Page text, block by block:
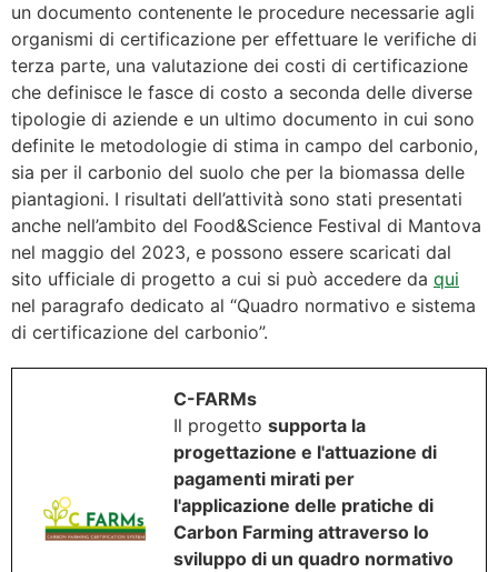
un documento contenente le procedure necessarie agli
organismi di certificazione per effettuare le verifiche di
terza parte, una valutazione dei costi di certificazione
che definisce le fasce di costo a seconda delle diverse
tipologie di aziende e un ultimo documento in cui sono
definite le metodologie di stima in campo del carbonio,
sia per il carbonio del suolo che per la biomassa delle
piantagioni. I risultati dell’attività sono stati presentati
anche nell’ambito del Food&Science Festival di Mantova
nel maggio del 2023, e possono essere scaricati dal
sito ufficiale di progetto a cui si può accedere da qui
nel paragrafo dedicato al “Quadro normativo e sistema
di certificazione del carbonio”.
C-FARMs
Il progetto supporta la
progettazione e l'attuazione di
pagamenti mirati per
l'applicazione delle pratiche di
Carbon Farming attraverso lo
sviluppo di un quadro normativo